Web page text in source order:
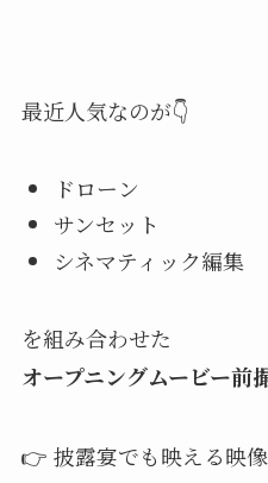
最近人気なのが👇
ドローン
サンセット
シネマティック編集
を組み合わせた
オープニングムービー前
👉 披露宴でも映える映像